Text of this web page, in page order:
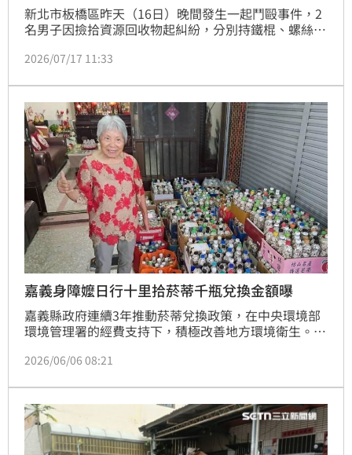
新北市板橋區昨天（16日）晚間發生一起鬥毆事件，2
名男子因撿拾資源回收物起糾紛，分別持鐵棍、螺絲起
辦。
2026/07/17 11:33
嘉義身障嬤日行十里拾菸蒂千瓶兌換金額曝
嘉義縣政府連續3年推動菸蒂兌換政策，在中央環境部
環境管理署的經費支持下，積極改善地方環境衛生。番
在街頭撿拾廢棄物，近日她成功收集多達1192瓶廢棄
靠雙手賺來的收入，不僅實質減輕了家庭的經濟負擔，
也讓地方弱勢群體感受到政策的關懷。
2026/06/06 08:21